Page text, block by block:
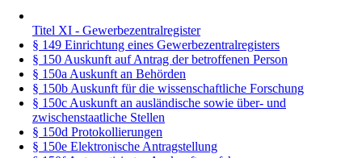
Titel XI - Gewerbezentralregister
§ 149 Einrichtung eines Gewerbezentralregisters
§ 150 Auskunft auf Antrag der betroffenen Person
§ 150a Auskunft an Behörden
§ 150b Auskunft für die wissenschaftliche Forschung
§ 150c Auskunft an ausländische sowie über- und
zwischenstaatliche Stellen
§ 150d Protokollierungen
§ 150e Elektronische Antragstellung